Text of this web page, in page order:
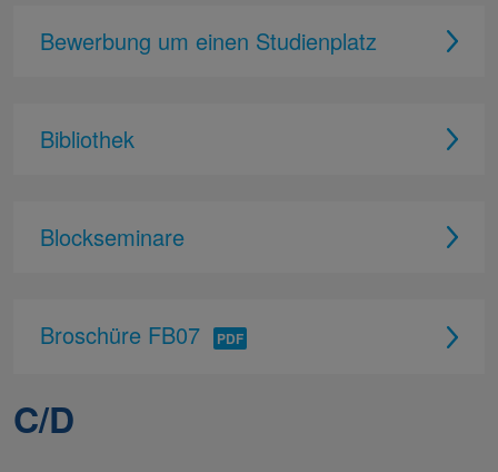
Bewerbung um einen Studienplatz
Bibliothek
Blockseminare
Broschüre FB07
C/D